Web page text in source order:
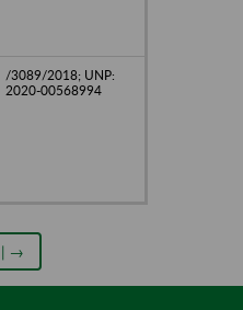
/3089/2018; UNP:
2020-00568994
| →